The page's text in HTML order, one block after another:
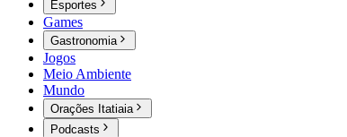
Esportes
Games
Gastronomia
Jogos
Meio Ambiente
Mundo
Orações Itatiaia
Podcasts